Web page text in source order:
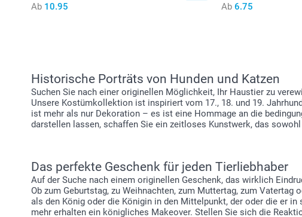
Ab 10.95 Ab 6.75
Historische Porträts von Hunden und Katzen
Suchen Sie nach einer originellen Möglichkeit, Ihr Haustier zu
Unsere Kostümkollektion ist inspiriert vom 17., 18. und 19.
ist mehr als nur Dekoration – es ist eine Hommage an die
darstellen lassen, schaffen Sie ein zeitloses Kunstwerk, das
Das perfekte Geschenk für jeden Tierliebhaber
Auf der Suche nach einem originellen Geschenk, das wirklich
Ob zum Geburtstag, zu Weihnachten, zum Muttertag, zum
als den König oder die Königin in den Mittelpunkt, der oder die er
mehr erhalten ein königliches Makeover. Stellen Sie sich die